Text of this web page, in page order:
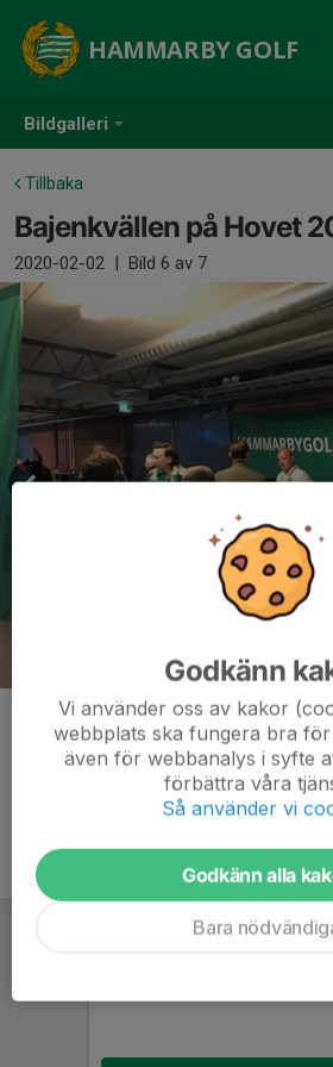
Bildgalleri
HAMMARBY GOLF
Tillbaka
Bajenkvällen på Hovet
2020-02-02 | Bild 6 av 7
Kommentarer
Godkänn
Vi använder oss av kakor
webbplats ska fungera bra för
även för webbanalys i syfte
förbättra våra
Så använder vi
Godkänn alla
Bara